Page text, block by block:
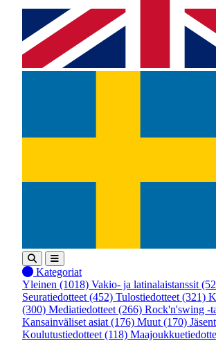
Kategoriat
Yleinen (1018) Vakio- ja latinalaistanssit
Seuratiedotteet (452) Tulostiedotteet (321)
(300) Mediatiedotteet (266) Rock'n'swing -
Kansainväliset asiat (176) Muut (170)
Koulutustiedotteet (118)